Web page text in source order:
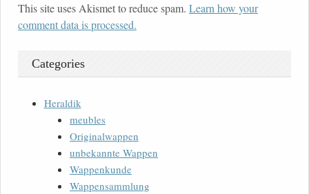
This site uses Akismet to reduce spam. Learn how your
comment data is processed.
Categories
Heraldik
meubles
Originalwappen
unbekannte Wappen
Wappenkunde
Wappensammlung